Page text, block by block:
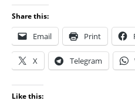
Share this:
Email Print
X Telegram
Like this: